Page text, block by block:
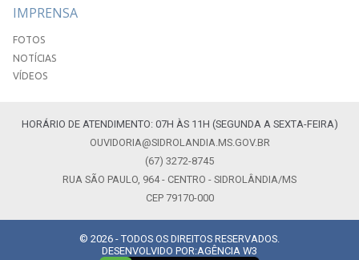
IMPRENSA
FOTOS
NOTÍCIAS
VÍDEOS
HORÁRIO DE ATENDIMENTO: 07H ÀS 11H (SEGUNDA A SEXTA-FEIRA)
OUVIDORIA@SIDROLANDIA.MS.GOV.BR
(67) 3272-8745
RUA SÃO PAULO, 964 - CENTRO - SIDROLÂNDIA/MS
CEP 79170-000
© 2026 - TODOS OS DIREITOS RESERVADOS.
DESENVOLVIDO POR:AGÊNCIA W3